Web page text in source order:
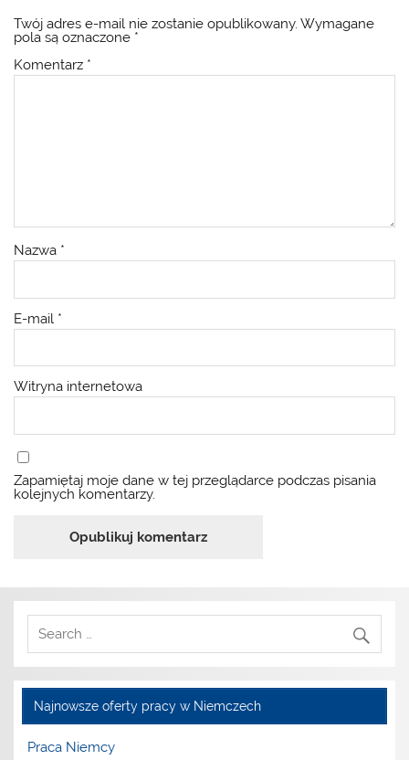
Twój adres e-mail nie zostanie opublikowany. Wymagane
pola są oznaczone *
Komentarz *
Nazwa *
E-mail *
Witryna internetowa
Zapamiętaj moje dane w tej przeglądarce podczas pisania
kolejnych komentarzy.
Najnowsze oferty pracy w Niemczech
Praca Niemcy